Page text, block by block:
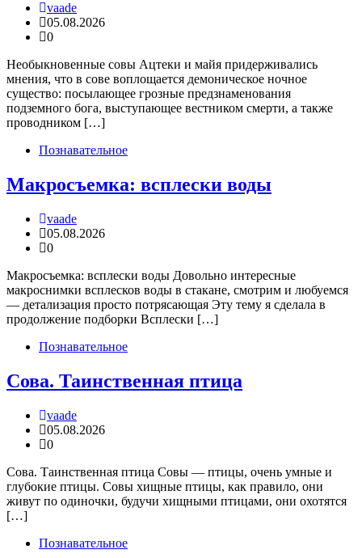
vaade
05.08.2026
0
Необыкновенные совы Ацтеки и майя придерживались
мнения, что в сове воплощается демоническое ночное
существо: посылающее грозные предзнаменования
подземного бога, выступающее вестником смерти, а также
проводником […]
Познавательное
Макросъемка: всплески воды
vaade
05.08.2026
0
Макросъемка: всплески воды Довольно интересные
макроснимки всплесков воды в стакане, смотрим и любуемся
— детализация просто потрясающая Эту тему я сделала в
продолжение подборки Всплески […]
Познавательное
Сова. Таинственная птица
vaade
05.08.2026
0
Сова. Таинственная птица Совы — птицы, очень умные и
глубокие птицы. Совы хищные птицы, как правило, они
живут по одиночки, будучи хищными птицами, они охотятся
[…]
Познавательное